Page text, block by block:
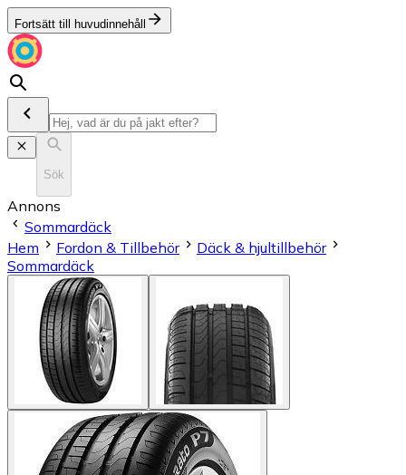
Fortsätt till huvudinnehåll
Sök
Annons
Sommardäck
Hem
Fordon & Tillbehör
Däck & hjultillbehör
Sommardäck